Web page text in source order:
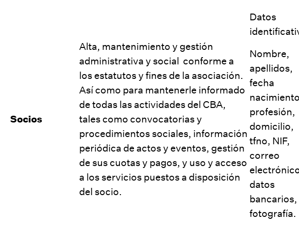
Socios
Alta, mantenimiento y gestión
administrativa y social conforme a
los estatutos y fines de la asociación.
Así como para mantenerle informado
de todas las actividades del CBA,
tales como convocatorias y
procedimientos sociales, información
periódica de actos y eventos, gestión
de sus cuotas y pagos, y uso y acceso
a los servicios puestos a disposición
del socio.
Datos
Nombre,
apellidos,
fecha
profesión,
domicilio,
tfno, NIF,
correo
datos
bancarios,
fotografía.